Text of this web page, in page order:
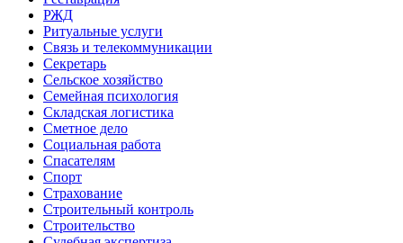
РЖД
Ритуальные услуги
Связь и телекоммуникации
Секретарь
Сельское хозяйство
Семейная психология
Складская логистика
Сметное дело
Социальная работа
Спасателям
Спорт
Страхование
Строительный контроль
Строительство